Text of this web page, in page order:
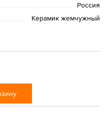
Россия
Керамик жемчужный